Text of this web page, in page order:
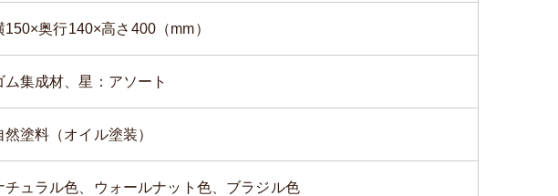
150×奥行140×高さ400（mm）
ム集成材、星：アソート
然塗料（オイル塗装）
チュラル色、ウォールナット色、ブラジル色